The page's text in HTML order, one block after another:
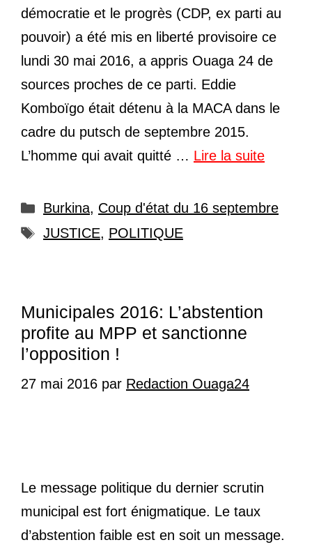
démocratie et le progrès (CDP, ex parti au
pouvoir) a été mis en liberté provisoire ce
lundi 30 mai 2016, a appris Ouaga 24 de
sources proches de ce parti. Eddie
Komboïgo était détenu à la MACA dans le
cadre du putsch de septembre 2015.
L’homme qui avait quitté … Lire la suite
Catégories
Burkina, Coup d'état du 16 septembre
Étiquettes
JUSTICE, POLITIQUE
Municipales 2016: L’abstention
profite au MPP et sanctionne
l’opposition !
27 mai 2016 par Redaction Ouaga24
Le message politique du dernier scrutin
municipal est fort énigmatique. Le taux
d’abstention faible est en soit un message.